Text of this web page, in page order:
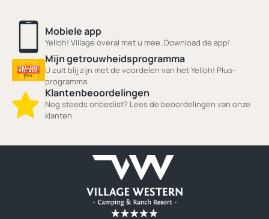
Mobiele app
Yelloh! Village overal met u mee. Download de app!
Mijn getrouwheidsprogramma
U zult blij zijn met de voordelen van het Yelloh! Plus-
programma
Klantenbeoordelingen
Nog steeds onbeslist? Lees de beoordelingen van onze
klanten